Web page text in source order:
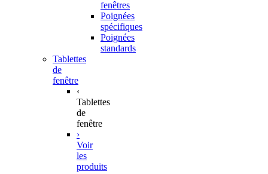
fenêtres
Poignées
spécifiques
Poignées
standards
Tablettes
de
fenêtre
‹
Tablettes
de
fenêtre
›
Voir
les
produits